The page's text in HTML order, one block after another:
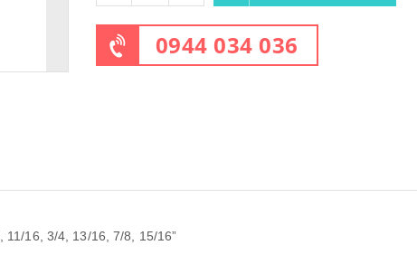
0944 034 036
16, 3/4, 13/16, 7/8, 15/16”